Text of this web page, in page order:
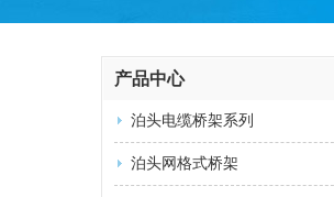
产品中心
泊头电缆桥架系列
泊头网格式桥架